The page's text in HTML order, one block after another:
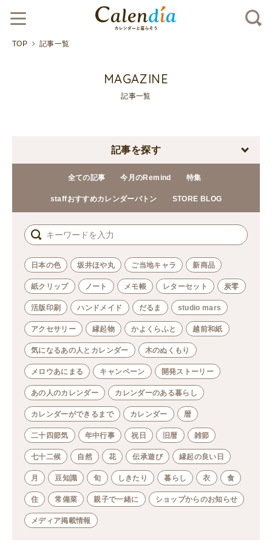
TOP 記事一覧
MAGAZINE
記事一覧
記事を探す
全ての記事 今月のRemind 特集
staffおすすめカレンダーバトン STORE BLOG
日本の色 坂井ほや丸 ご当地キャラ 新商品
紙クリップ ノート メモ帳 レターセット 炭零
活版印刷 ハンドメイド だるま studio mars
アクセサリー 縁起物 かよくらふと 越前和紙
気になるあの人とカレンダー 木のぬくもり
メロウあにまる キャンペーン 開発ストーリー
あの人のカレンダー カレンダーのある暮らし
カレンダーができるまで カレンダー 暦
二十四節気 年中行事 祝日 旧暦 雑節
七十二候 自然 花 伝承遊び 縁起の良い日
月 豆知識 旬 しきたり 暮らし 衣 食
住 常備菜 親子で一緒に ショップからのお知らせ
メディア掲載情報